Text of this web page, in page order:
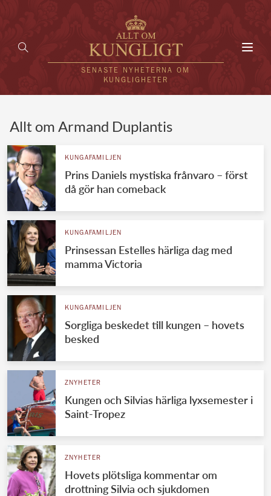
SENASTE NYHETERNA OM
KUNGLIGHETER
UTLÄNDSKT
VÄRLDENS KUNGAHUS
Svenska kungahuset
Brittiska kungahuset
Danska kungahuset
Spanska kungahuset
Jordanska kungahuset
Luxemburgska storhertighuset
Japanska kejsarhuset
Thailändska kungahuset
Marockanska kungahuset
REDAKTION
Allt om Armand Duplantis
KUNGAFAMILJEN
Prins Daniels mystiska frånvaro – först
då gör han comeback
KUNGAFAMILJEN
Prinsessan Estelles härliga dag med
mamma Victoria
KUNGAFAMILJEN
Sorgliga beskedet till kungen – hovets
besked
ZNYHETER
Kungen och Silvias härliga lyxsemester i
Saint-Tropez
ZNYHETER
Hovets plötsliga kommentar om
drottning Silvia och sjukdomen